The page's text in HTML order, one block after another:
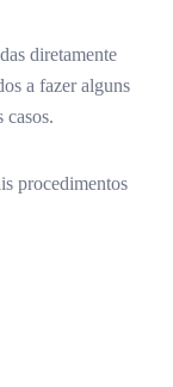
diretamente
a fazer alguns
casos.
procedimentos